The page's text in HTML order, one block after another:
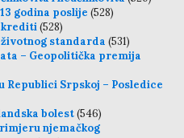
godina poslije (528)
krediti(528)
standarda (531)
– Geopolitička premija
Republici Srpskoj – Posledice
bolest(546)
njemačkog